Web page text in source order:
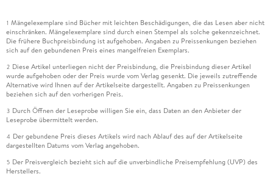
1 Mängelexemplare sind Bücher mit leichten Beschädigungen, die das Lesen aber nicht
einschränken. Mängelexemplare sind durch einen Stempel als solche gekennzeichnet.
Die frühere Buchpreisbindung ist aufgehoben. Angaben zu Preissenkungen beziehen
sich auf den gebundenen Preis eines mangelfreien Exemplars.
2 Diese Artikel unterliegen nicht der Preisbindung, die Preisbindung dieser Artikel
wurde aufgehoben oder der Preis wurde vom Verlag gesenkt. Die jeweils zutreffende
Alternative wird Ihnen auf der Artikelseite dargestellt. Angaben zu Preissenkungen
beziehen sich auf den vorherigen Preis.
3 Durch Öffnen der Leseprobe willigen Sie ein, dass Daten an den Anbieter der
Leseprobe übermittelt werden.
4 Der gebundene Preis dieses Artikels wird nach Ablauf des auf der Artikelseite
dargestellten Datums vom Verlag angehoben.
5 Der Preisvergleich bezieht sich auf die unverbindliche Preisempfehlung (UVP) des
Herstellers.